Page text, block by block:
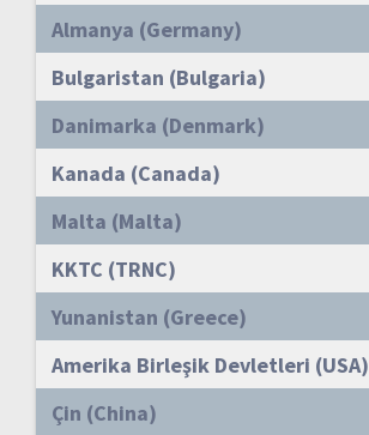
Almanya (Germany)
Bulgaristan (Bulgaria)
Danimarka (Denmark)
Kanada (Canada)
Malta (Malta)
KKTC (TRNC)
Yunanistan (Greece)
Amerika Birleşik Devletleri (USA)
Çin (China)